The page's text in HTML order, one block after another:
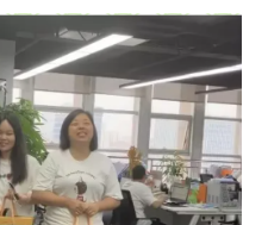
用
台？
理（PLM）
据管理
量检验
软件的成本构成与价值解析
析：成都恒睿在西南区域凭